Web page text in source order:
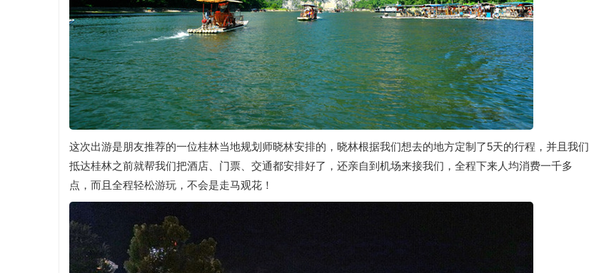
这次出游是朋友推荐的一位桂林当地规划师晓林安排的，晓林根据我们想去的地方定制了5天的行程，并且我们
抵达桂林之前就帮我们把酒店、门票、交通都安排好了，还亲自到机场来接我们，全程下来人均消费一千多
点，而且全程轻松游玩，不会是走马观花！